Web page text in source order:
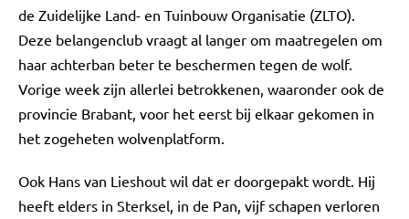
de Zuidelijke Land- en Tuinbouw Organisatie (ZLTO).
Deze belangenclub vraagt al langer om maatregelen om
haar achterban beter te beschermen tegen de wolf.
Vorige week zijn allerlei betrokkenen, waaronder ook de
provincie Brabant, voor het eerst bij elkaar gekomen in
het zogeheten wolvenplatform.
Ook Hans van Lieshout wil dat er doorgepakt wordt. Hij
heeft elders in Sterksel, in de Pan, vijf schapen verloren